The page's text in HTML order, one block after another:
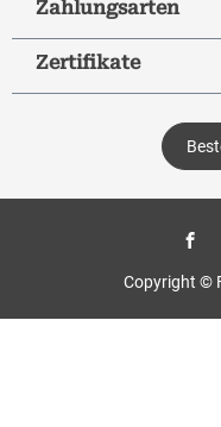
Zahlungsarten
Zertifikate
Copyright ©